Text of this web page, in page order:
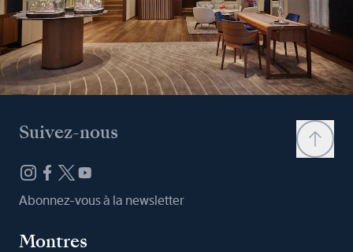
Suivez-nous
Abonnez-vous à la newsletter
Montres